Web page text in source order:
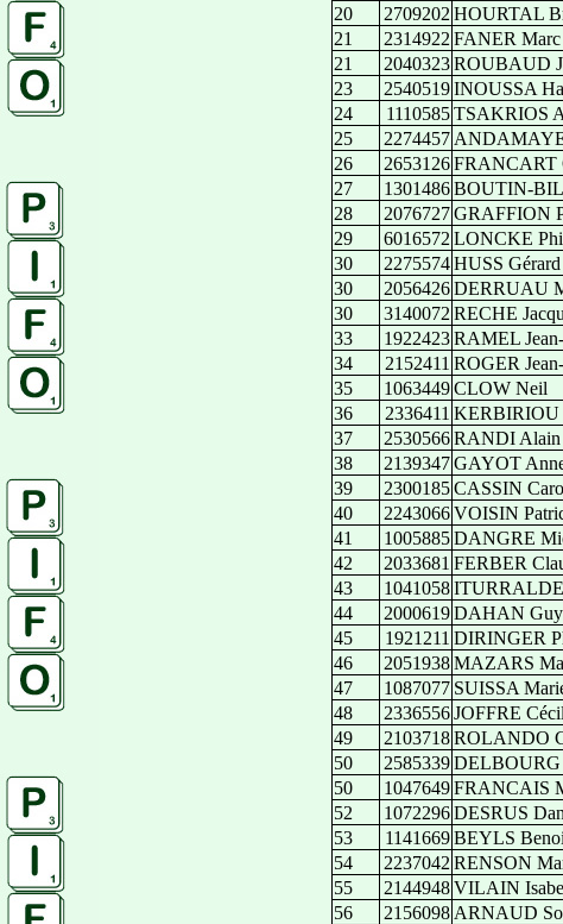
20
2709202 HOURTAL
21
2314922 FANER Marc
21
2040323ROUBAUD
23
2540519INOUSSA
24
1110585TSAKRIOS
25
2274457 ANDAMAYE
26
2653126FRANCART
27
1301486BOUTIN-
28
2076727GRAFFION
29
6016572 LONCKE
30
2275574HUSS Gérard
30
2056426DERRUAU
30
3140072 RECHE
33
1922423RAMEL
34
2152411 ROGER
35
1063449CLOW Neil
36
2336411 KERBIRIOU
37
2530566RANDI Alain
38
2139347GAYOT
39
2300185CASSIN
40
2243066VOISIN
41
1005885DANGRE
42
2033681 FERBER
43
1041058ITURRALDE
44
2000619DAHAN Guy
45
1921211 DIRINGER
46
2051938MAZARS
47
1087077 SUISSA
48
2336556JOFFRE
49
2103718ROLANDO
50
2585339DELBOURG
50
1047649FRANCAIS
52
1072296DESRUS
53
1141669BEYLS
54
2237042 RENSON
55
2144948VILAIN
56
2156098 ARNAUD